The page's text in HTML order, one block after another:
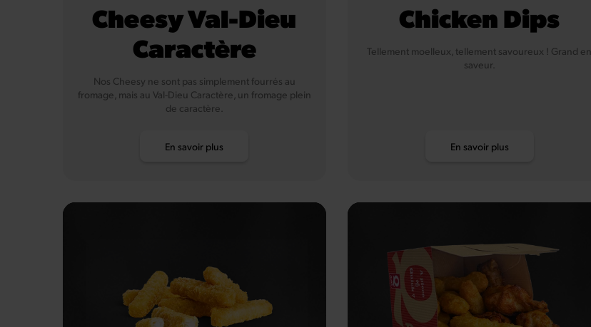
Cheesy Val-Dieu
Caractère
Nos Cheesy ne sont pas simplement fourrés au
fromage, mais au Val-Dieu Caractère, un fromage plein
de caractère.
En savoir plus
Chicken Dips
Tellement moelleux, tellement savoureux ! Grand en
saveur.
En savoir plus